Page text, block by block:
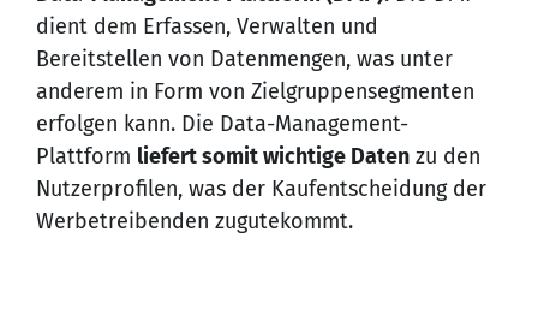
dient dem Erfassen, Verwalten und
Bereitstellen von Datenmengen, was unter
anderem in Form von Zielgruppensegmenten
erfolgen kann. Die Data-Management-
Plattform liefert somit wichtige Daten zu den
Nutzerprofilen, was der Kaufentscheidung der
Werbetreibenden zugutekommt.